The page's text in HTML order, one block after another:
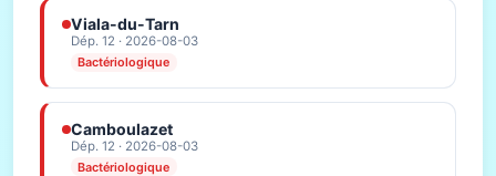
Viala-du-Tarn
Dép. 12 · 2026-08-03
Bactériologique
Camboulazet
Dép. 12 · 2026-08-03
Bactériologique